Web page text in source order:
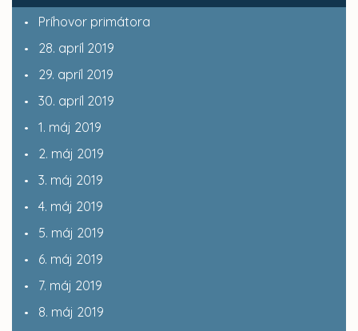
Príhovor primátora
28. apríl 2019
29. apríl 2019
30. apríl 2019
1. máj 2019
2. máj 2019
3. máj 2019
4. máj 2019
5. máj 2019
6. máj 2019
7. máj 2019
8. máj 2019